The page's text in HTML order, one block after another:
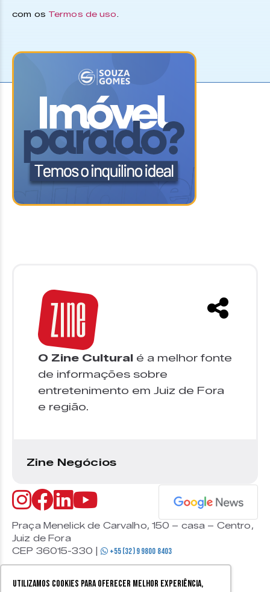
Utilizamos cookies para oferecer melhor experiência,
com os Termos de uso.
O Zine Cultural é a melhor fonte
de informações sobre
entretenimento em Juiz de Fora
e região.
Zine Negócios
Praça Menelick de Carvalho, 150 – casa – Centro,
Juiz de Fora
CEP 36015-330 |
+55 (32) 9 9800 8403